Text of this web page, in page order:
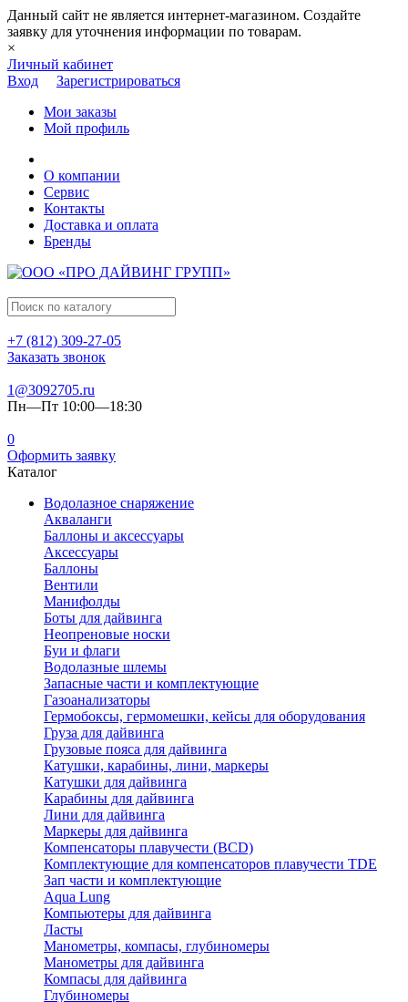
Данный сайт не является интернет-магазином. Создайте
заявку для уточнения информации по товарам.
×
Личный кабинет
Вход
Зарегистрироваться
Мои заказы
Мой профиль
О компании
Сервис
Контакты
Доставка и оплата
Бренды
+7 (812) 309-27-05
Заказать звонок
1@3092705.ru
Пн—Пт 10:00—18:30
0
Оформить заявку
Каталог
Водолазное снаряжение
Акваланги
Баллоны и аксессуары
Аксессуары
Баллоны
Вентили
Манифолды
Боты для дайвинга
Неопреновые носки
Буи и флаги
Водолазные шлемы
Запасные части и комплектующие
Газоанализаторы
Гермобоксы, гермомешки, кейсы для оборудования
Груза для дайвинга
Грузовые пояса для дайвинга
Катушки, карабины, лини, маркеры
Катушки для дайвинга
Карабины для дайвинга
Лини для дайвинга
Маркеры для дайвинга
Компенсаторы плавучести (BCD)
Комплектующие для компенсаторов плавучести TDE
Зап части и комплектующие
Aqua Lung
Компьютеры для дайвинга
Ласты
Манометры, компасы, глубиномеры
Манометры для дайвинга
Компасы для дайвинга
Глубиномеры